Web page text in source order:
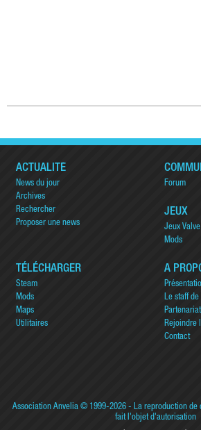
ACTUALITÉ
News du jour
Archives
Rechercher
Proposer une news
Forum
JEUX
Jeux Valve
Mods
TÉLÉCHARGER
Steam
Mods
Maps
Utilitaires
A
Le staff de
Partenariat
Rejoindre
Contact
Association Anvelia© 1999-2026 - La reproduction de
fait l'objet d'autorisation